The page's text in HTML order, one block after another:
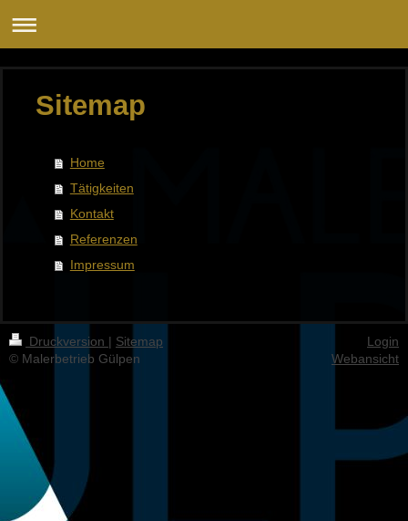
Sitemap
Home
Tätigkeiten
Kontakt
Referenzen
Impressum
Druckversion | Sitemap
© Malerbetrieb Gülpen
Login
Webansicht